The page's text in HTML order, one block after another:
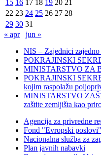
15 16 17 18 19 20 21
22 23 24 25 26 27 28
29 30 31
« apr
jun »
NIS – Zajednici zajedno
POKRAJINSKI
MINISTARSTVO ZA
POKRAJINSKI
kojim raspolažu
MINISTARSTVO
zaštite zemljišta kao
Agencija za privredne
Fond "Evropski
Nacionalna služba za
Plan javnih nabavki